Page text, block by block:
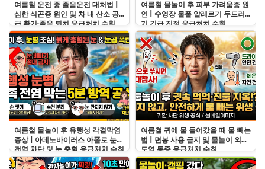
여름철 운전 중 졸음운전 대처법 |
심한 식곤증 원인 및 차 내 산소 공
급 환기·졸음 퇴치 응급처치 수칙
여름철 물놀이 후 피부 가려움증 원
인 | 수영장 물풀 알레르기 두드러
기 긴급 진정 응급처치 수칙
여름철 물놀이 후 유행성 각결막염
증상 | 아데노바이러스 아폴로 눈병
전염 차단 및 눈 충혈 응급처치 수칙
여름철 귀에 물 들어갔을 때 물 빼는
법 | 면봉 사용 금지 및 물놀이 외이
도염 통증 응급처치 수칙